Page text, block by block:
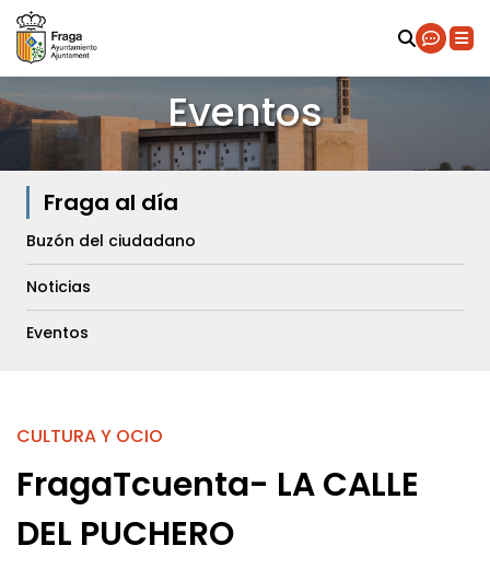
Eventos
Fraga al día
Buzón del ciudadano
Noticias
Eventos
CULTURA Y OCIO
FragaTcuenta- LA CALLE
DEL PUCHERO